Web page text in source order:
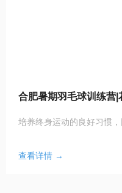
合肥暑期羽毛球训练营|
培养终身运动的良好习惯
查看详情 →